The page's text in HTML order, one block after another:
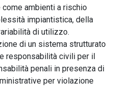
ambienti a rischio
impiantistica, della
di utilizzo.
di un sistema strutturato
responsabilità civili per il
penali in presenza di
per violazione